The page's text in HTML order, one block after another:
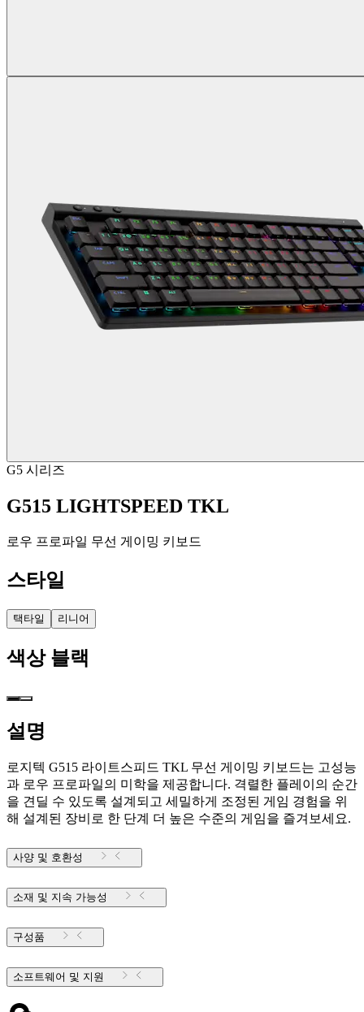
G5 시리즈
G515 LIGHTSPEED TKL
로우 프로파일 무선 게이밍 키보드
스타일
택타일 리니어
색상 블랙
설명
로지텍 G515 라이트스피드 TKL 무선 게이밍 키보드는 고성능
과 로우 프로파일의 미학을 제공합니다. 격렬한 플레이의 순간
을 견딜 수 있도록 설계되고 세밀하게 조정된 게임 경험을 위
해 설계된 장비로 한 단계 더 높은 수준의 게임을 즐겨보세요.
사양 및 호환성
소재 및 지속 가능성
구성품
소프트웨어 및 지원